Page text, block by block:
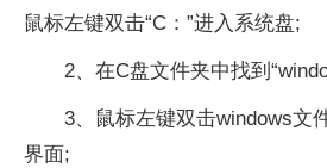
鼠标左键双击“C：”进入系统盘;
2、在C盘文件夹中找到
3、鼠标左键双击windows文
界面;